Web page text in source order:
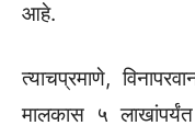
आहे.
त्याचप्रमाणे,
मालकास ५